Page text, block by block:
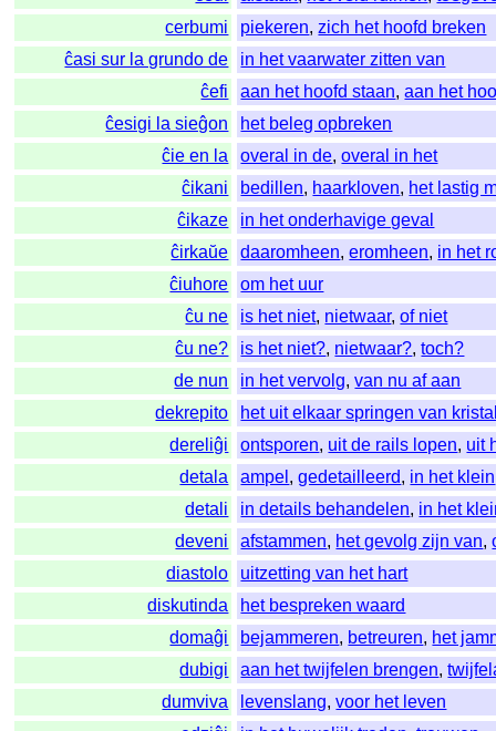
cerbumi
piekeren,zich het hoofd breken
ĉasi sur la grundo de
in het vaarwater zitten van
ĉefi
aan het hoofd staan,aan het
ĉesigi la sieĝon
het beleg opbreken
ĉie en la
overal in de,overal in het
ĉikani
bedillen, haarkloven, het lastig
ĉikaze
in het onderhavige geval
ĉirkaŭe
daaromheen,eromheen, in het
ĉiuhore
om het uur
ĉu ne
is het niet, nietwaar,of niet
ĉu ne?
is het niet?, nietwaar?,toch?
de nun
in het vervolg,van nu af aan
dekrepito
het uit elkaar springen van
dereliĝi
ontsporen, uit de rails lopen, uit
detala
ampel ,gedetailleerd, in het klein
detali
in details behandelen, in het
deveni
afstammen, het gevolg zijn van,
diastolo
uitzetting van het hart
diskutinda
het bespreken waard
domaĝi
bejammeren, betreuren, het
dubigi
aan het twijfelen brengen,
dumviva
levenslang,voor het leven